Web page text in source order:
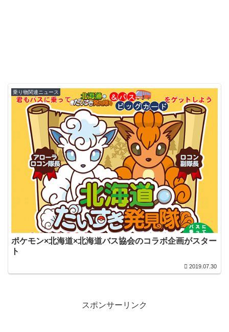
乗り物関連ニュース
ポケモン×北海道×北海道バス協会のコラボ企画がスター
ト
2019.07.30
スポンサーリンク